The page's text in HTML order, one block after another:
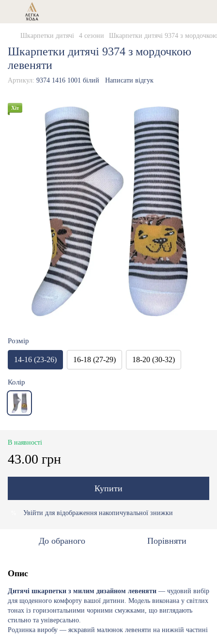
Шкарпетки дитячі 4 сезони Шкарпетки дитячі 9374 з
Шкарпетки дитячі 9374 з мордочкою
левеняти
Артикул: 9374 1416 1001 білий Написати відгук
Хіт
Розмір
14-16 (23-26) 16-18 (27-29) 18-20 (30-32)
Колір
В наявності
43.00 грн
Купити
Увійти для відображення накопичувальної знижки
До обраного Порівняти
Опис
Дитячі шкарпетки з милим дизайном левеняти — чудовий вибір
для щоденного комфорту вашої дитини. Модель виконана у світлих
тонах із горизонтальними чорними смужками, що виглядають
стильно та універсально.
Родзинка виробу — яскравий малюнок левеняти на нижній частині